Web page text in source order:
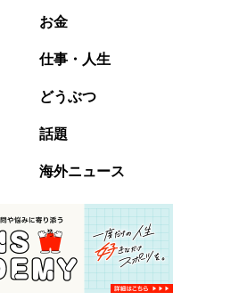
お金
仕事・人生
どうぶつ
話題
海外ニュース